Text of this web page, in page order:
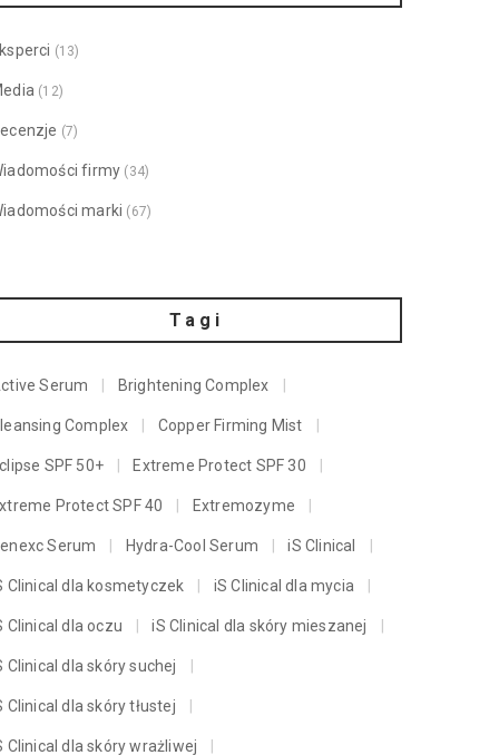
(13)
(12)
(7)
firmy (34)
marki (67)
Tagi
Serum Brightening Complex
Complex Copper Firming Mist
SPF 50+ Extreme Protect SPF 30
Protect SPF 40 Extremozyme
Serum Hydra-Cool Serum iS Clinical
Clinical dla kosmetyczek iS Clinical dla mycia
Clinical dla oczu iS Clinical dla skóry mieszanej
Clinical dla skóry suchej
Clinical dla skóry tłustej
Clinical dla skóry wrażliwej